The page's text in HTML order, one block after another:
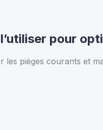
pour
pièges courants et